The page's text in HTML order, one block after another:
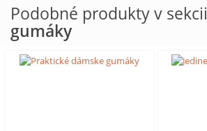
Podobné produkty v sekcii
gumáky